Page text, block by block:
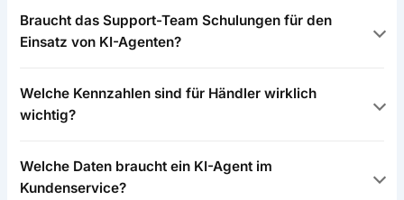
Braucht das Support-Team Schulungen für den
Einsatz von KI-Agenten?
Welche Kennzahlen sind für Händler wirklich
wichtig?
Welche Daten braucht ein KI-Agent im
Kundenservice?